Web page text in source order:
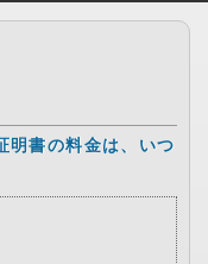
明書の料金は、いつ